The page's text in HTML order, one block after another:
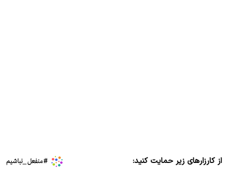
از کارزارهای زیر حمایت کنید: